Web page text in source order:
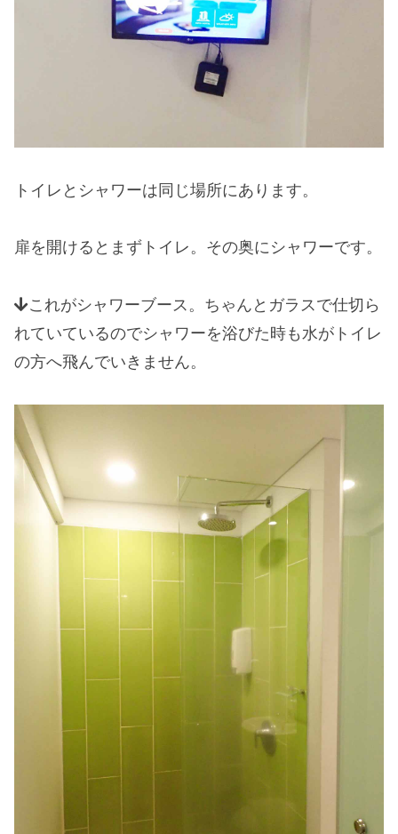
トイレとシャワーは同じ場所にあります。
扉を開けるとまずトイレ。その奥にシャワーです。
これがシャワーブース。ちゃんとガラスで仕切ら
れていているのでシャワーを浴びた時も水がトイレ
の方へ飛んでいきません。